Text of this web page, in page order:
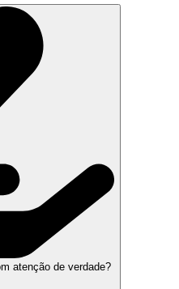
atenção de verdade?